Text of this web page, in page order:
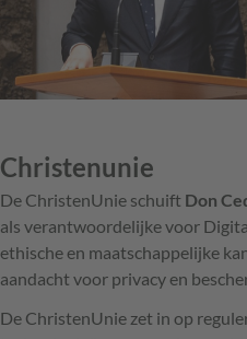
Christenunie
De ChristenUnie schuift Don
als verantwoordelijke voor
ethische en maatschappelijke
aandacht voor privacy en
De ChristenUnie zet in op